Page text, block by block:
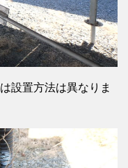
設置方法は異なりま